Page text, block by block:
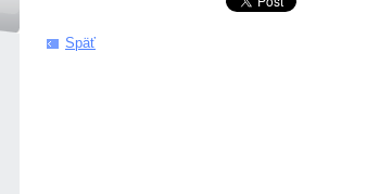
Späť